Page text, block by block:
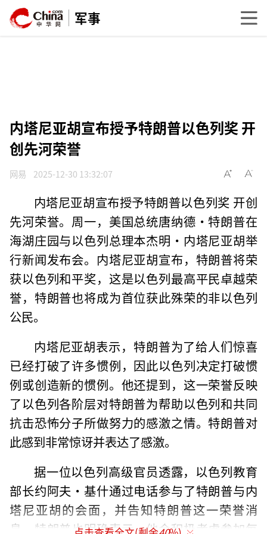
军事
内塔尼亚胡宣布授予特朗普以色列奖 开
创先河荣誉
网易 2025-12-30 13:32:07
内塔尼亚胡宣布授予特朗普以色列奖 开创
先河荣誉。周一，美国总统唐纳德·特朗普在
海湖庄园与以色列总理本杰明·内塔尼亚胡举
行新闻发布会。内塔尼亚胡宣布，特朗普将荣
获以色列和平奖，这是以色列最高平民卓越荣
誉，特朗普也将成为首位获此殊荣的非以色列
公民。
内塔尼亚胡表示，特朗普为了给人们惊喜
已经打破了许多惯例，因此以色列决定打破惯
例或创造新的惯例。他还提到，这一荣誉反映
了以色列各阶层对特朗普为帮助以色列和共同
抗击恐怖分子所做努力的感激之情。特朗普对
此感到非常惊讶并表达了感激。
据一位以色列高级官员透露，以色列教育
部长约阿夫·基什通过电话参与了特朗普与内
塔尼亚胡的会面，并告知特朗普这一荣誉消
息。特朗普也明确表示，他会积极考虑参加每